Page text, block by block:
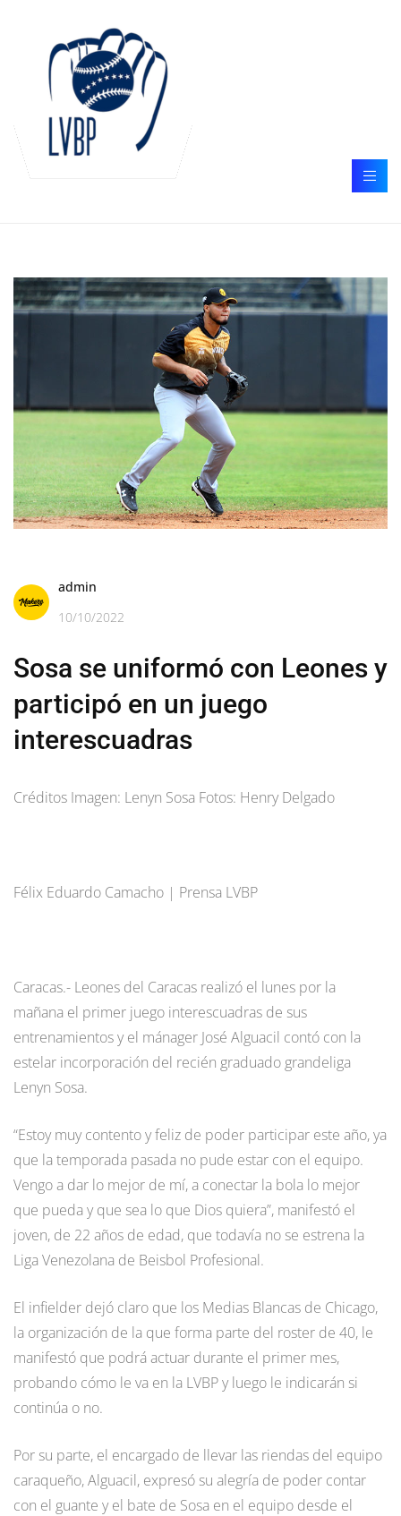
admin
10/10/2022
Sosa se uniformó con Leones y
participó en un juego
interescuadras
Créditos Imagen: Lenyn Sosa Fotos: Henry Delgado
Félix Eduardo Camacho | Prensa LVBP
Caracas.- Leones del Caracas realizó el lunes por la
mañana el primer juego interescuadras de sus
entrenamientos y el mánager José Alguacil contó con la
estelar incorporación del recién graduado grandeliga
Lenyn Sosa.
“Estoy muy contento y feliz de poder participar este año, ya
que la temporada pasada no pude estar con el equipo.
Vengo a dar lo mejor de mí, a conectar la bola lo mejor
que pueda y que sea lo que Dios quiera”, manifestó el
joven, de 22 años de edad, que todavía no se estrena la
Liga Venezolana de Beisbol Profesional.
El infielder dejó claro que los Medias Blancas de Chicago,
la organización de la que forma parte del roster de 40, le
manifestó que podrá actuar durante el primer mes,
probando cómo le va en la LVBP y luego le indicarán si
continúa o no.
Por su parte, el encargado de llevar las riendas del equipo
caraqueño, Alguacil, expresó su alegría de poder contar
con el guante y el bate de Sosa en el equipo desde el